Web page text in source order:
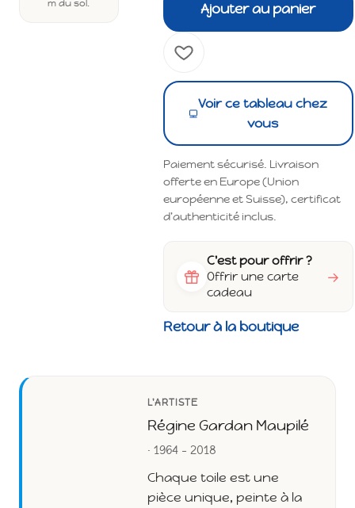
m du sol.
Ajouter au panier
Voir ce tableau chez
vous
Paiement sécurisé. Livraison
offerte en Europe (Union
européenne et Suisse), certificat
d'authenticité inclus.
C'est pour offrir ?
Offrir une carte
cadeau
→
Retour à la boutique
L'ARTISTE
Régine Gardan Maupilé
· 1964 - 2018
Chaque toile est une
pièce unique, peinte à la